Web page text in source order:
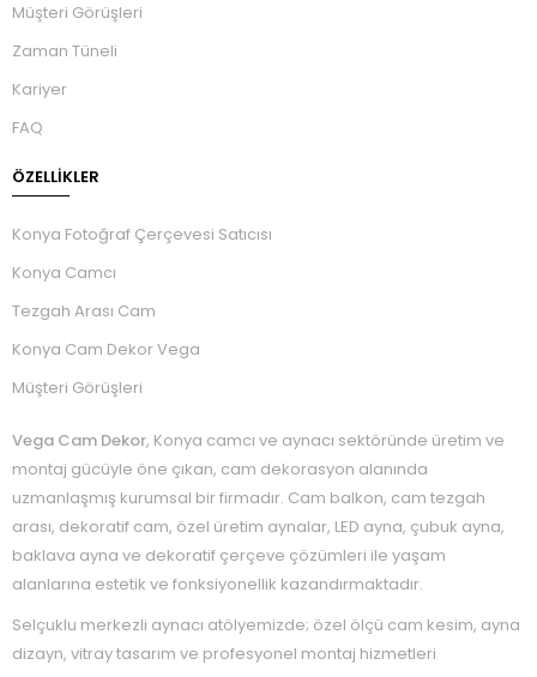
Müşteri Görüşleri
Zaman Tüneli
Kariyer
FAQ
ÖZELLIKLER
Konya Fotoğraf Çerçevesi Satıcısı
Konya Camcı
Tezgah Arası Cam
Konya Cam Dekor Vega
Müşteri Görüşleri
Vega Cam Dekor, Konya camcı ve aynacı sektöründe üretim ve
montaj gücüyle öne çıkan, cam dekorasyon alanında
uzmanlaşmış kurumsal bir firmadır. Cam balkon, cam tezgah
arası, dekoratif cam, özel üretim aynalar, LED ayna, çubuk ayna,
baklava ayna ve dekoratif çerçeve çözümleri ile yaşam
alanlarına estetik ve fonksiyonellik kazandırmaktadır.
Selçuklu merkezli aynacı atölyemizde; özel ölçü cam kesim, ayna
dizayn, vitray tasarım ve profesyonel montaj hizmetleri